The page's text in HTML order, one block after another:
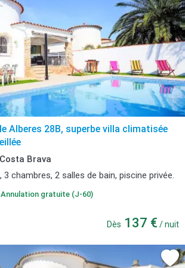
Alberes 28B, superbe villa climatisée
Brava
3 chambres, 2 salles de bain, piscine privée.
gratuite (J-60)
Dès 137 € / nuit